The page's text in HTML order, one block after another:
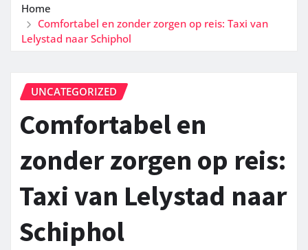
Home
Comfortabel en zonder zorgen op reis: Taxi van
Lelystad naar Schiphol
UNCATEGORIZED
Comfortabel en
zonder zorgen op reis:
Taxi van Lelystad naar
Schiphol